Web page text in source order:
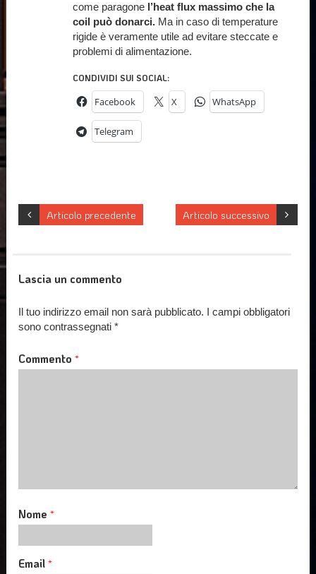
come paragonel’heat flux massimo che la
coil può donarci.Ma in caso di temperature
rigide è veramente utile ad evitare steccate e
problemi di alimentazione.
CONDIVIDI SUI SOCIAL:
Facebook X WhatsApp
Telegram
Articolo successivo
Articolo precedente
Lascia un commento
Il tuo indirizzo email non sarà pubblicato. I campi obbligatori
sono contrassegnati*
Commento*
Nome*
Email*